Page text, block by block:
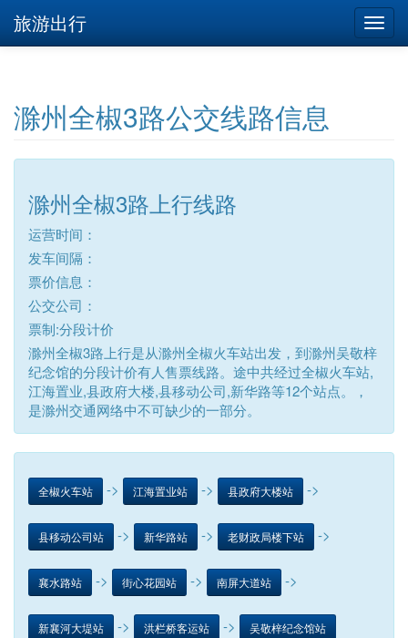
旅游出行
滁州全椒3路公交线路信息
滁州全椒3路上行线路
运营时间：
发车间隔：
票价信息：
公交公司：
票制:分段计价
滁州全椒3路上行是从滁州全椒火车站出发，到滁州吴敬梓
纪念馆的分段计价有人售票线路。途中共经过全椒火车站,
江海置业,县政府大楼,县移动公司,新华路等12个站点。，
是滁州交通网络中不可缺少的一部分。
全椒火车站 -> 江海置业站 -> 县政府大楼站 ->
县移动公司站 -> 新华路站 -> 老财政局楼下站 ->
襄水路站 -> 街心花园站 -> 南屏大道站 ->
新襄河大堤站 -> 洪栏桥客运站 -> 吴敬梓纪念馆站